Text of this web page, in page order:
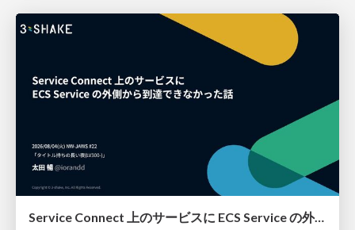
Service Connect 上のサービスに ECS Service の外側から到達できなかった話